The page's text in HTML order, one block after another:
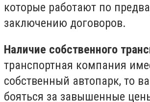
которые работают по
заключению договоров.
Наличие собственного
транспортная компания
собственный автопарк, то
бояться за завышенные